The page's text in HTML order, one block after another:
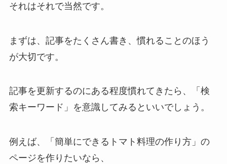
それはそれで当然です。
まずは、記事をたくさん書き、慣れることのほう
が大切です。
記事を更新するのにある程度慣れてきたら、「検
索キーワード」を意識してみるといいでしょう。
例えば、「簡単にできるトマト料理の作り方」の
ページを作りたいなら、